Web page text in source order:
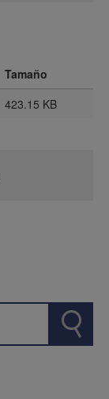
Tamaño
423.15 KB